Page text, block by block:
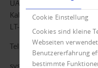
Cookie Einstellung
Cookies sind kleine
Webseiten
Benutzererfahrung
bestimmte
UAB "Creditreform Lietuva"
Kalvariju 98-32
LT-08211 Vilnius
Tel: +370 5 2661380
system@creditreform.lt